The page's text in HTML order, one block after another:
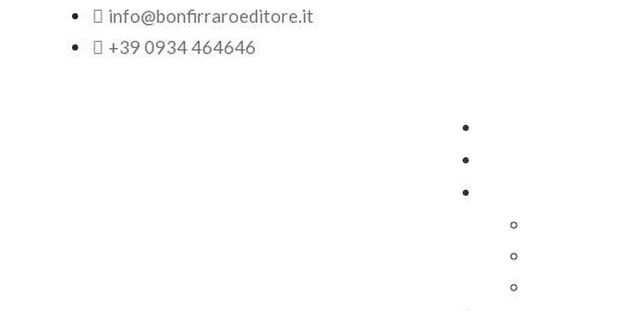
info@bonfirraroeditore.it
+39 0934 464646